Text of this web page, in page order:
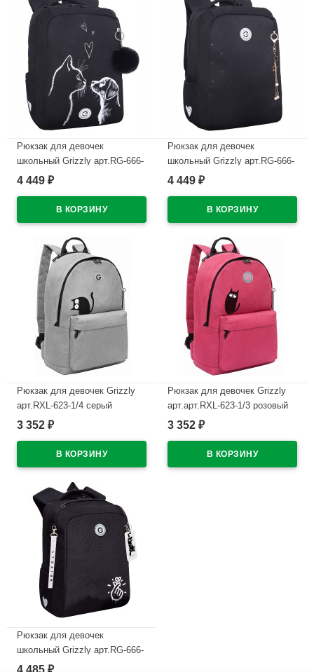
Рюкзак для девочек
школьный Grizzly арт.RG-666-
5/2 черный - белый 26х39х17
4 449 ₽
Рюкзак для девочек
школьный Grizzly арт.RG-666-
3/6 черный - золото 26х39х17
4 449 ₽
Рюкзак для девочек Grizzly
арт.RXL-623-1/4 серый
26х38х12 см
3 352 ₽
Рюкзак для девочек Grizzly
арт.арт.RXL-623-1/3 розовый
26х38х12 см
3 352 ₽
Рюкзак для девочек
школьный Grizzly арт.RG-666-
2/1 чёрный 26х39х17 см
₽